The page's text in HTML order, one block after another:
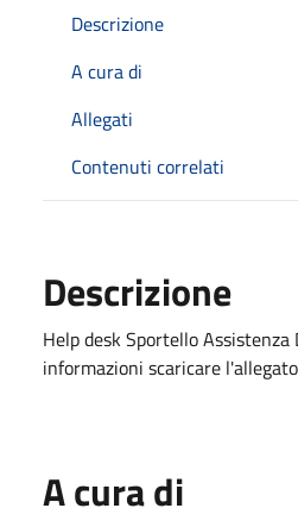
Descrizione
A cura di
Allegati
Contenuti correlati
Descrizione
Help desk Sportello
informazioni scaricare
A cura di